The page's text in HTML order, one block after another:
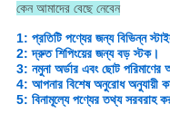
কেন আমাদের বেছে নেবেন
1: প্রতিটি পণ্যের জন্য বিভিন্ন
2: দ্রুত শিপিংয়ের জন্য বড় স্টক।
3: নমুনা অর্ডার এবং ছোট পরিমাণের
4: আপনার বিশেষ অনুরোধ অনুযায়ী
5: বিনামূল্যে পণ্যের তথ্য সরবরাহ